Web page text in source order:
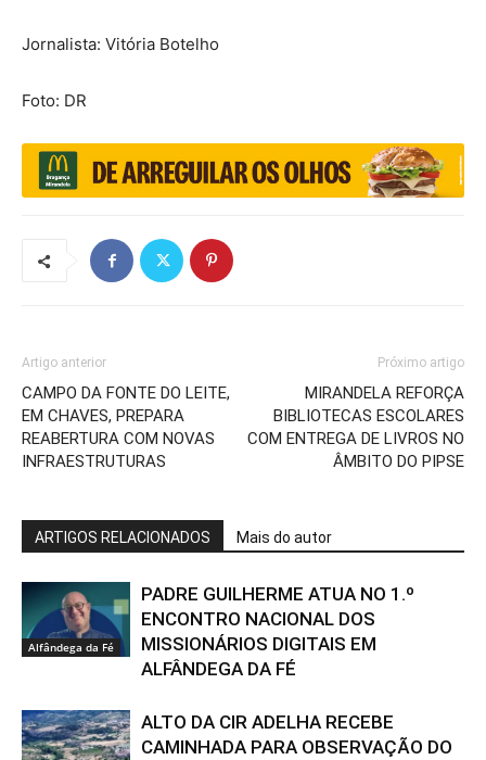
Jornalista: Vitória Botelho
Foto: DR
Artigo anterior
CAMPO DA FONTE DO LEITE,
EM CHAVES, PREPARA
REABERTURA COM NOVAS
INFRAESTRUTURAS
Próximo artigo
MIRANDELA REFORÇA
BIBLIOTECAS ESCOLARES
COM ENTREGA DE LIVROS NO
ÂMBITO DO PIPSE
ARTIGOS RELACIONADOS Mais do autor
Alfândega da Fé
PADRE GUILHERME ATUA NO 1.º
ENCONTRO NACIONAL DOS
MISSIONÁRIOS DIGITAIS EM
ALFÂNDEGA DA FÉ
ALTO DA CIR ADELHA RECEBE
CAMINHADA PARA OBSERVAÇÃO DO